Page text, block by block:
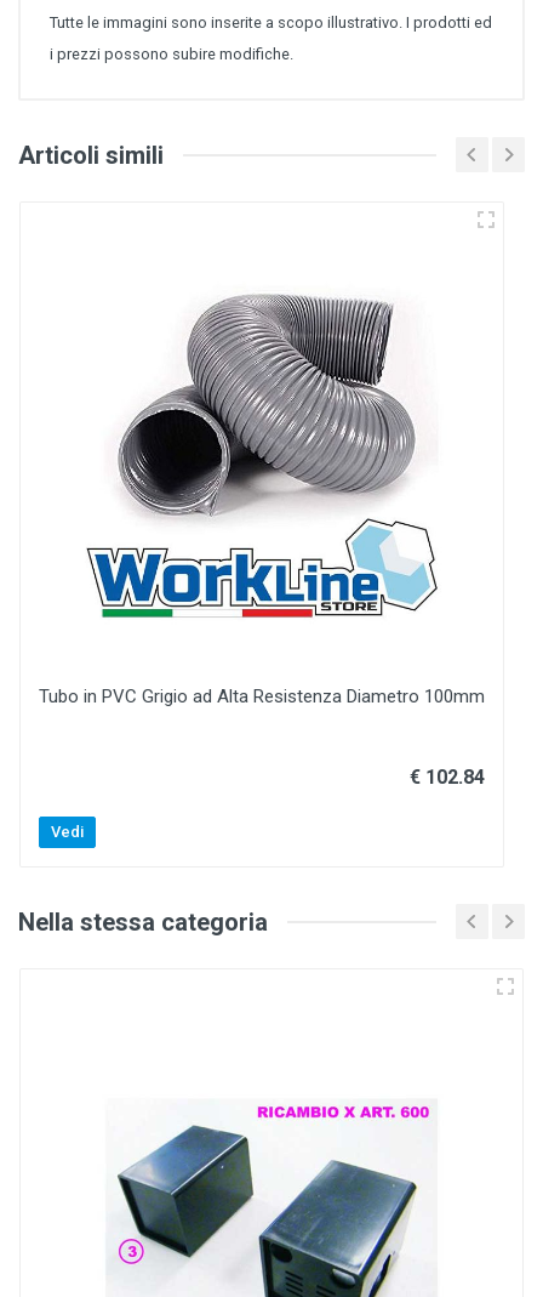
Tutte le immagini sono inserite a scopo illustrativo. I prodotti ed
i prezzi possono subire modifiche.
Articoli simili
Tubo in PVC Grigio ad Alta Resistenza Diametro 100mm
€ 102.84
Vedi
Nella stessa categoria